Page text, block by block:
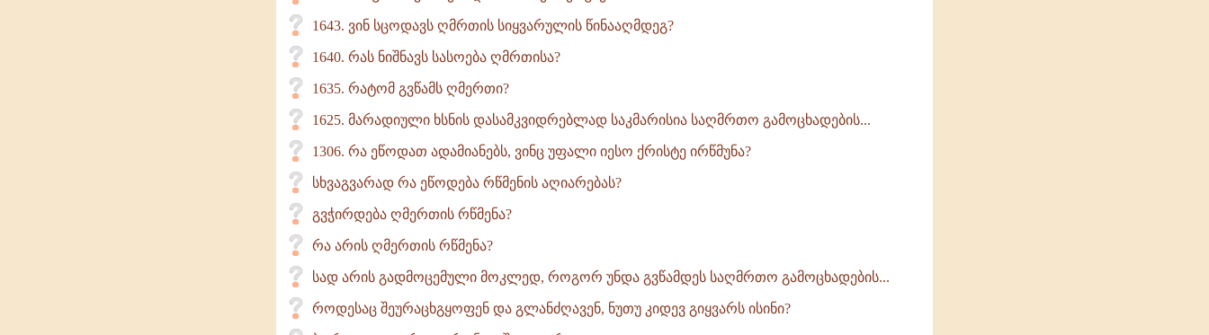
1643. ვინ სცოდავს ღმრთის სიყვარულის წინააღმდეგ?
1640. რას ნიშნავს სასოება ღმრთისა?
1635. რატომ გვწამს ღმერთი?
1625. მარადიული ხსნის დასამკვიდრებლად საკმარისია საღმრთო გამოცხადების...
1306. რა ეწოდათ ადამიანებს, ვინც უფალი იესო ქრისტე ირწმუნა?
სხვაგვარად რა ეწოდება რწმენის აღიარებას?
გვჭირდება ღმერთის რწმენა?
რა არის ღმერთის რწმენა?
სად არის გადმოცემული მოკლედ, როგორ უნდა გვწამდეს საღმრთო გამოცხადების...
როდესაც შეურაცხგყოფენ და გლანძღავენ, ნუთუ კიდევ გიყვარს ისინი?